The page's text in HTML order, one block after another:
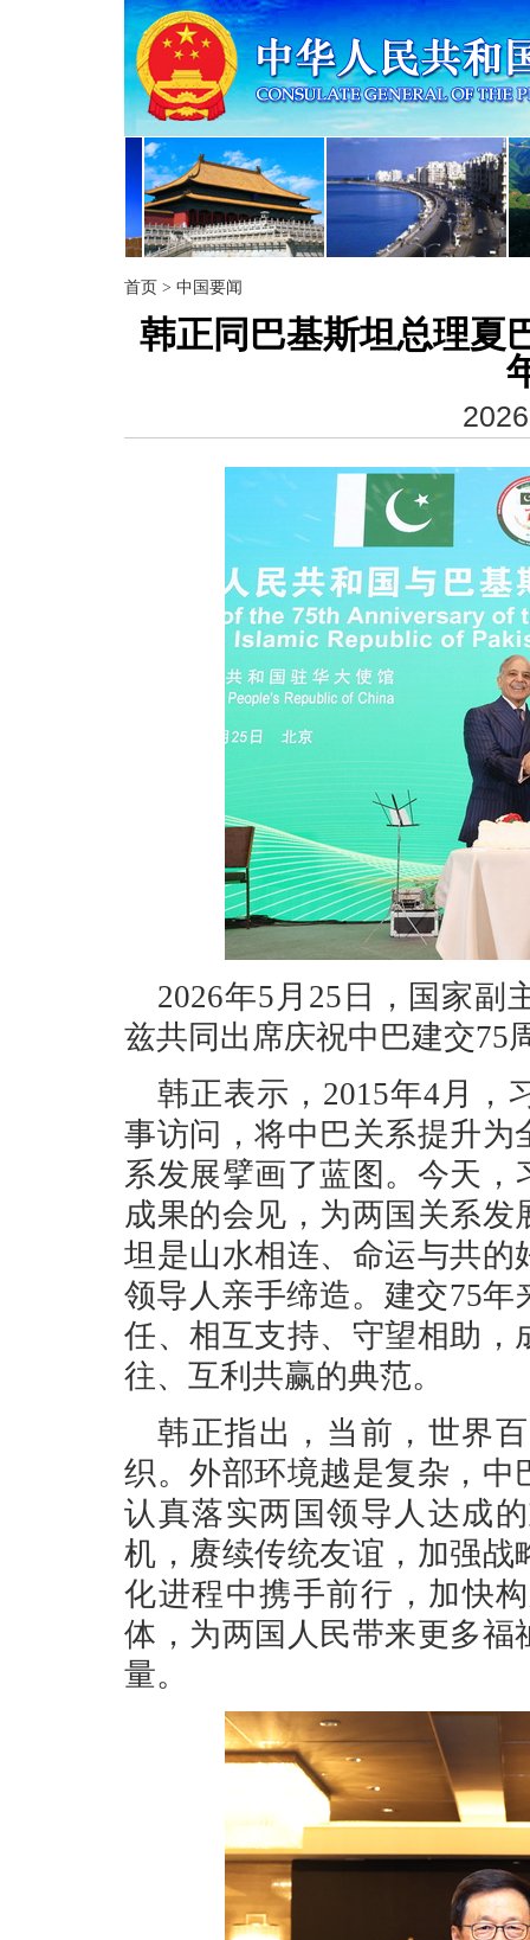
首页 > 中国要闻
韩正同巴基斯坦总理夏
2026年5月25日，国家副
兹共同出席庆祝中巴建交75
韩正表示，2015年4月，
事访问，将中巴关系提升
系发展擘画了蓝图。今天
成果的会见，为两国关系
坦是山水相连、命运与共
领导人亲手缔造。建交75
任、相互支持、守望相助
往、互利共赢的典范。
韩正指出，当前，世界
织。外部环境越是复杂，
认真落实两国领导人达成
机，赓续传统友谊，加强
化进程中携手前行，加快
体，为两国人民带来更多
量。